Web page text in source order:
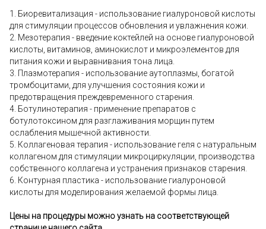
1. Биоревитализация - использование гиалуроновой кислоты
для стимуляции процессов обновления и увлажнения кожи.
2. Мезотерапия - введение коктейлей на основе гиалуроновой
кислоты, витаминов, аминокислот и микроэлементов для
питания кожи и выравнивания тона лица.
3. Плазмотерапия - использование аутоплазмы, богатой
тромбоцитами, для улучшения состояния кожи и
предотвращения преждевременного старения.
4. Ботулинотерапия - применение препаратов с
ботулотоксином для разглаживания морщин путем
ослабления мышечной активности.
5. Коллагеновая терапия - использование геля с натуральным
коллагеном для стимуляции микроциркуляции, производства
собственного коллагена и устранения признаков старения.
6. Контурная пластика - использование гиалуроновой
кислоты для моделирования желаемой формы лица.
Цены на процедуры можно узнать на соответствующей